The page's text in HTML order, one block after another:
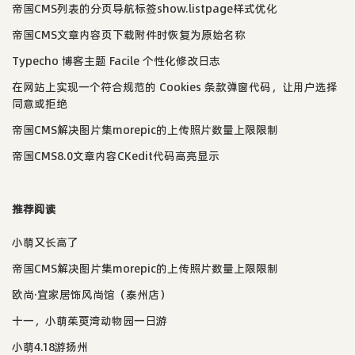
帝国CMS列表的分页导航标签show.listpage样式优化
帝国CMS文章内容页下载附件时恢复为原始名称
Typecho 博客主题 Facile 个性化修改日志
在网站上实现一个符合规范的 Cookies 条款弹窗代码，让用户选择
同意或拒绝
帝国CMS解决图片集morepic的上传照片数量上限限制
帝国CMS8.0文章内容CKedit代码高亮显示
推荐阅读
小萌又长高了
帝国CMS解决图片集morepic的上传照片数量上限限制
欧尚·宜家居饰风尚馆（泰州店）
十一，小萌茱萸湾动物园一日游
小萌4.18游扬州